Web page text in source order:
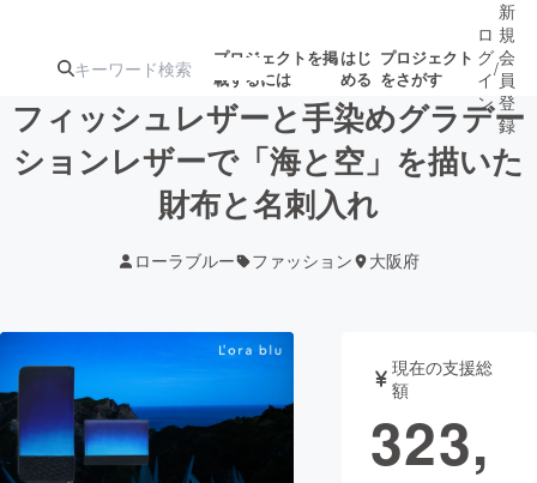
プロジェクトを掲
載するには
はじ
める
プロジェクト
をさがす
注目のリ 注目の新着プロ募集終了が近いプ
テクノロジー・ガジェット
映像・映画 書籍・雑誌
ロ
グ
イ
ン
/
新
規
会
員
登
録
フィッシュレザーと手染めグラデー
ションレザーで「海と空」を描いた
財布と名刺入れ
ローラブルー ファッション 大阪府
現在の支援総
額
323,